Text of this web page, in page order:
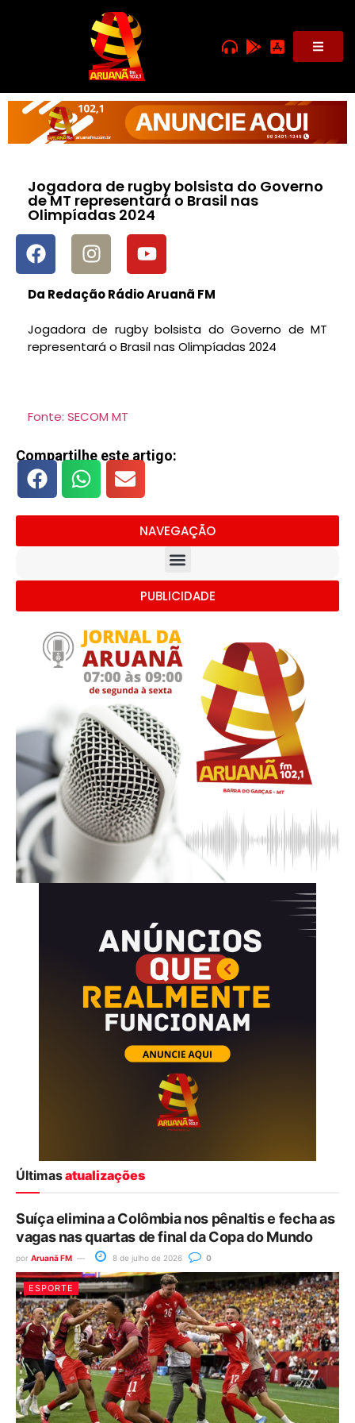
Jogadora de rugby bolsista do Governo
de MT representará o Brasil nas
Olimpíadas 2024
Da Redação Rádio Aruanã FM
Jogadora de rugby bolsista do Governo de MT
representará o Brasil nas Olimpíadas 2024
Fonte: SECOM MT
Compartilhe este artigo:
NAVEGAÇÃO
PUBLICIDADE
Últimasatualizações
Suíça elimina a Colômbia nos pênaltis e fecha as
vagas nas quartas de final da Copa do Mundo
por Aruanã FM 8 de julho de 2026 0
ESPORTE